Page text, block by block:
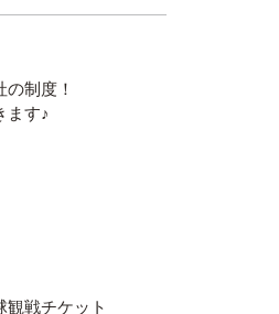
制度！
ます♪
戦チケット